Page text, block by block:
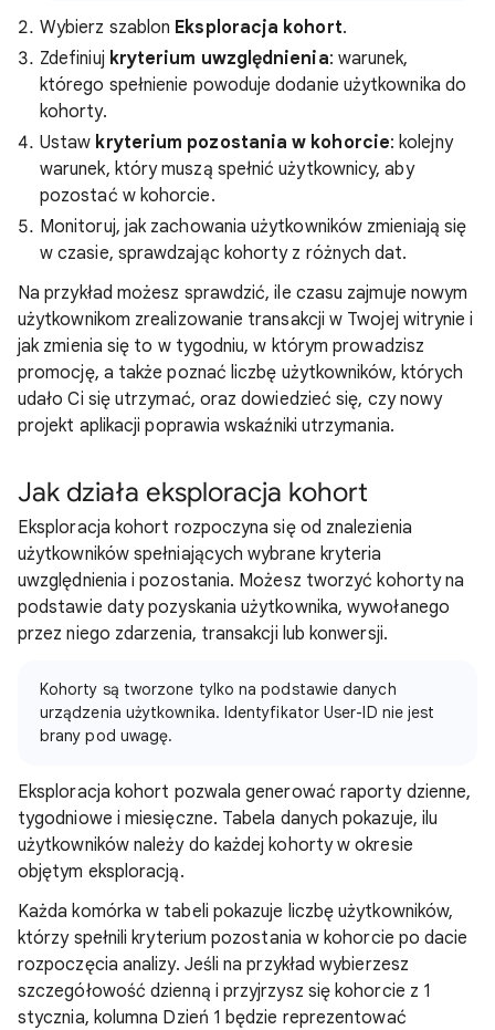
Wybierz szablon Eksploracja kohort.
Zdefiniuj kryterium uwzględnienia: warunek,
którego spełnienie powoduje dodanie użytkownika do
kohorty.
Ustaw kryterium pozostania w kohorcie: kolejny
warunek, który muszą spełnić użytkownicy, aby
pozostać w kohorcie.
Monitoruj, jak zachowania użytkowników zmieniają się
w czasie, sprawdzając kohorty z różnych dat.
Na przykład możesz sprawdzić, ile czasu zajmuje nowym
użytkownikom zrealizowanie transakcji w Twojej witrynie i
jak zmienia się to w tygodniu, w którym prowadzisz
promocję, a także poznać liczbę użytkowników, których
udało Ci się utrzymać, oraz dowiedzieć się, czy nowy
projekt aplikacji poprawia wskaźniki utrzymania.
Jak działa eksploracja kohort
Eksploracja kohort rozpoczyna się od znalezienia
użytkowników spełniających wybrane kryteria
uwzględnienia i pozostania. Możesz tworzyć kohorty na
podstawie daty pozyskania użytkownika, wywołanego
przez niego zdarzenia, transakcji lub konwersji.
Kohorty są tworzone tylko na podstawie danych
urządzenia użytkownika. Identyfikator User-ID nie jest
brany pod uwagę.
Eksploracja kohort pozwala generować raporty dzienne,
tygodniowe i miesięczne. Tabela danych pokazuje, ilu
użytkowników należy do każdej kohorty w okresie
objętym eksploracją.
Każda komórka w tabeli pokazuje liczbę użytkowników,
którzy spełnili kryterium pozostania w kohorcie po dacie
rozpoczęcia analizy. Jeśli na przykład wybierzesz
szczegółowość dzienną i przyjrzysz się kohorcie z 1
stycznia, kolumna Dzień 1 będzie reprezentować